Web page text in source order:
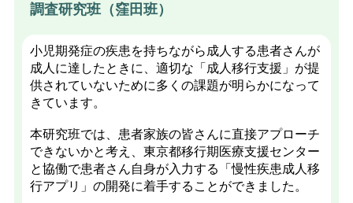
調査研究班（窪田班）
小児期発症の疾患を持ちながら成人する患者さんが
成人に達したときに、適切な「成人移行支援」が提
供されていないために多くの課題が明らかになって
きています。
本研究班では、患者家族の皆さんに直接アプローチ
できないかと考え、東京都移行期医療支援センター
と協働で患者さん自身が入力する「慢性疾患成人移
行アプリ」の開発に着手することができました。